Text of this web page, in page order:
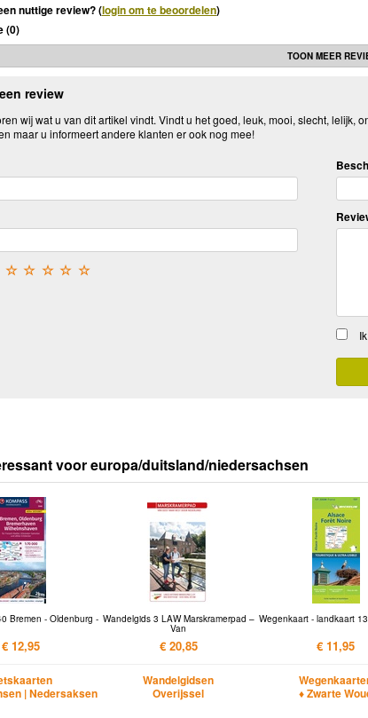
nuttige review? (login om te beoordelen)
(0)
TOON MEER
review
wij wat u van dit artikel vindt. Vindt u het goed, leuk, mooi, slecht, lelijk,
maar u informeert andere klanten er ook nog mee!
☆
☆
☆
☆
☆
voor europa/duitsland/niedersachsen
Bremen - Oldenburg -
€ 12,95
| Nedersaksen
Wandelgids 3 LAW Marskramerpad –
Van
€ 20,85
Wandelgidsen
Overijssel
Wegenkaart - landkaart
€ 11,95
♦ Zwarte